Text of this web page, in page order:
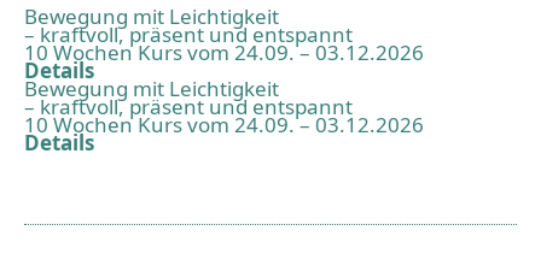
Bewegung mit Leichtigkeit
– kraftvoll, präsent und entspannt
10 Wochen Kurs vom 24.09. – 03.12.2026
Details
Bewegung mit Leichtigkeit
– kraftvoll, präsent und entspannt
10 Wochen Kurs vom 24.09. – 03.12.2026
Details